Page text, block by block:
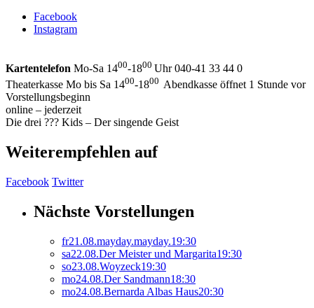
Facebook
Instagram
Kartentelefon Mo-Sa 1400-1800 Uhr 040-41 33 44 0
Theaterkasse Mo bis Sa 1400-1800 Abendkasse öffnet 1 Stunde vor
Vorstellungsbeginn
online – jederzeit
Die drei ??? Kids – Der singende Geist
Weiterempfehlen auf
Facebook Twitter
Nächste Vorstellungen
fr21.08.mayday.mayday.19:30
sa22.08.Der Meister und Margarita19:30
so23.08.Woyzeck19:30
mo24.08.Der Sandmann18:30
mo24.08.Bernarda Albas Haus20:30